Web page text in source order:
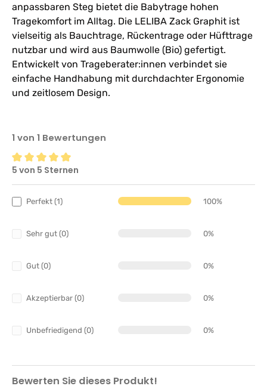
anpassbaren Steg bietet die Babytrage hohen
Tragekomfort im Alltag. Die LELIBA Zack Graphit ist
vielseitig als Bauchtrage, Rückentrage oder Hüfttrage
nutzbar und wird aus Baumwolle (Bio) gefertigt.
Entwickelt von Trageberater:innen verbindet sie
einfache Handhabung mit durchdachter Ergonomie
und zeitlosem Design.
1 von 1 Bewertungen
Durchschnittliche Bewertung von 5 von 5 Sternen
5 von 5 Sternen
Perfekt (1) 100%
Sehr gut (0) 0%
Gut (0) 0%
Akzeptierbar (0) 0%
Unbefriedigend (0) 0%
Bewerten Sie dieses Produkt!